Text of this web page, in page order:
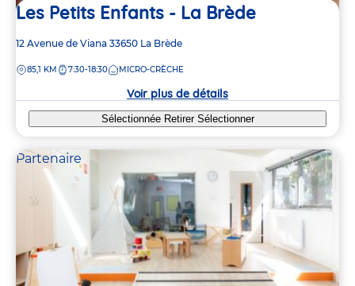
Les Petits Enfants - La Brède
Adresse
la
12 Avenue de Viana 33650 La Brède
DISTANCE
85,1 KM 7:30-18:30 MICRO-CRÈCHE
Voir plus de détails
Sélectionnée Retirer Sélectionner
Partenaire